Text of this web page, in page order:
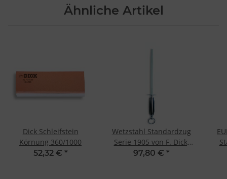
Ähnliche Artikel
Dick Schleifstein
Körnung 360/1000
52,32 € *
Wetzstahl Standardzug
Serie 1905 von F. Dick,
25 cm, rund
97,80 € *